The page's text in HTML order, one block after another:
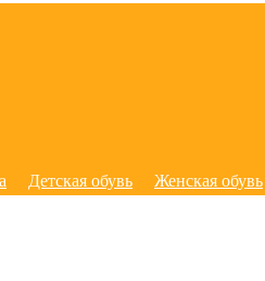
Детская обувь Женская обувь